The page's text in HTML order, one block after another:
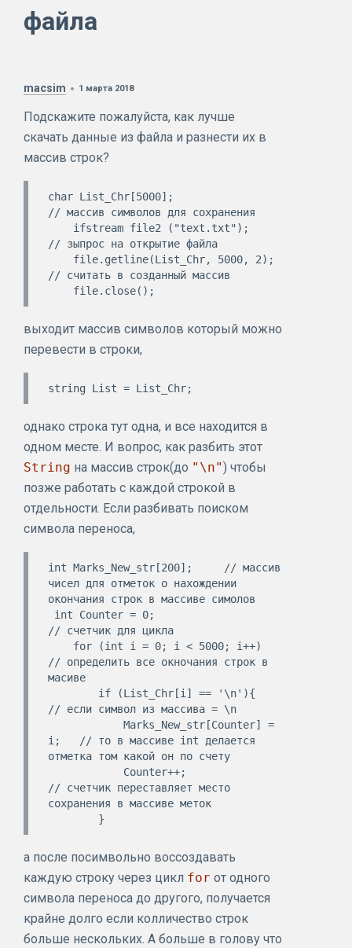
файла
macsim 1 марта 2018
Подскажите пожалуйста, как лучше
скачать данные из файла и разнести их в
массив строк?
char List_Chr[5000];
// массив символов для сохранения
// зыпрос на открытие файла
// считать в созданный массив
выходит массив символов который можно
перевести в строки,
однако строка тут одна, и все находится в
одном месте. И вопрос, как разбить этот
String на массив строк(до "\n") чтобы
позже работать с каждой строкой в
отдельности. Если разбивать поиском
символа переноса,
int Marks_New_str[200];     // массив
чисел для отметок о нахождении
окончания строк в массиве симолов
// счетчик для цикла
// определить все окночания строк в
масиве
// если символ из массива = \n
i;   // то в массиве int делается
отметка том какой он по счету
// счетчик переставляет место
сохранения в массиве меток
а после посимвольно воссоздавать
каждую строку через цикл for от одного
символа переноса до другого, получается
крайне долго если колличество строк
больше нескольких. А больше в голову что